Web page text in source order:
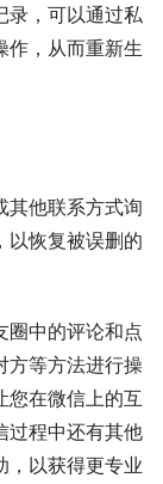
录，可以通过私
作，从而重新生
其他联系方式询
以恢复被误删的
圈中的评论和点
方等方法进行操
您在微信上的互
过程中还有其他
，以获得更专业